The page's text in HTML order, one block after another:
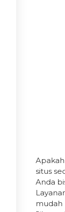
situs
Anda
mudah